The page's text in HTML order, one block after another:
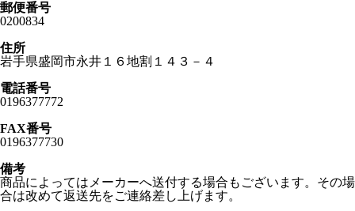
郵便番号
0200834
住所
岩手県盛岡市永井１６地割１４３－４
電話番号
0196377772
FAX番号
0196377730
備考
商品によってはメーカーへ送付する場合もございます。その場
合は改めて返送先をご連絡差し上げます。